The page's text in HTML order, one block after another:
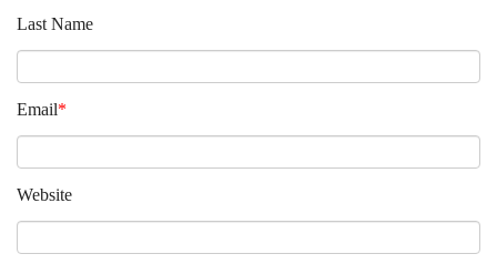
Last Name
Email*
Website